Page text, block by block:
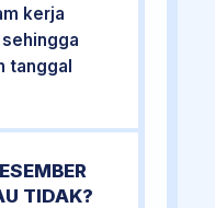
kerja
tanggal
TIDAK?